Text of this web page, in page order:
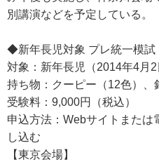
別講演などを予定している。
◆新年長児対象 プレ統一模試
対象：新年長児（2014年4月2
持ち物：クーピー（12色）、
受験料：9,000円（税込）
申込方法：Webサイトまたは
し込む
【東京会場】